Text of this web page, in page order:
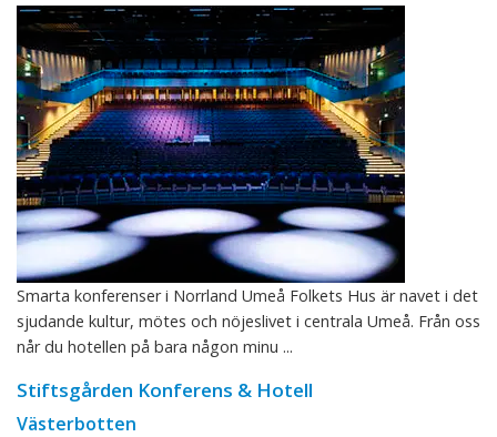
Smarta konferenser i Norrland Umeå Folkets Hus är navet i det
sjudande kultur, mötes och nöjeslivet i centrala Umeå. Från oss
når du hotellen på bara någon minu ...
Stiftsgården Konferens & Hotell
Västerbotten